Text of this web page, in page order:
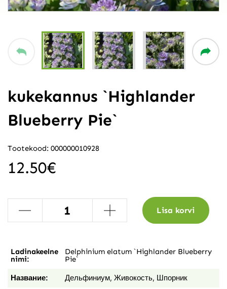
kukekannus `Highlander
Blueberry Pie`
Tootekood: 000000010928
12.50€
- + Lisa korvi
Ladinakeelne
nimi:
Delphinium elatum `Highlander Blueberry
Pie`
Название: Дельфиниум, Живокость, Шпорник